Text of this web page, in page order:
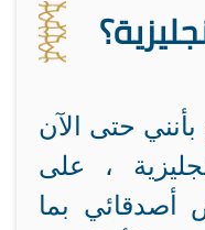
بأنني حتى الآن
، على
أصدقائي بما